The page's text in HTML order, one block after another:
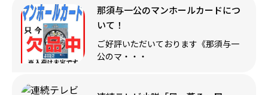
那須与一公のマンホールカードにつ
いて！
ご好評いただいております《那須与一
公のマ・・・